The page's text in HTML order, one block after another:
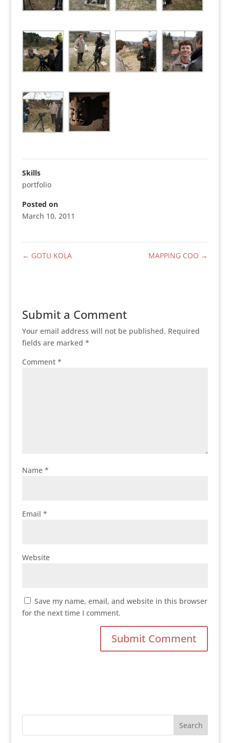
Skills
portfolio
Posted on
March 10, 2011
← GOTU KOLA MAPPING COO →
Submit a Comment
Your email address will not be published. Required
fields are marked *
Comment *
Name *
Email *
Website
Save my name, email, and website in this browser
for the next time I comment.